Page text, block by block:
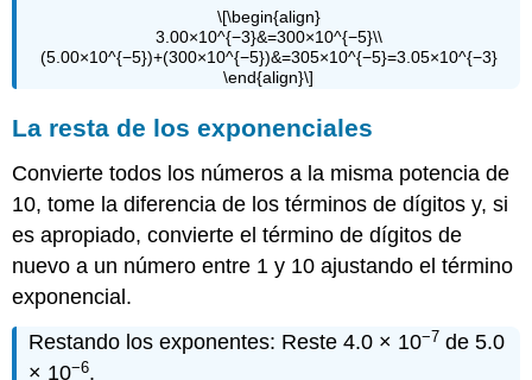
\[\begin{align}
3.00×10^{−3}&=300×10^{−5}\\
(5.00×10^{−5})+(300×10^{−5})&=305×10^{−5}=3.05×10^{−3}
\end{align}\]
La resta de los exponenciales
Convierte todos los números a la misma potencia de
10, tome la diferencia de los términos de dígitos y, si
es apropiado, convierte el término de dígitos de
nuevo a un número entre 1 y 10 ajustando el término
exponencial.
Restando los exponentes: Reste 4.0 × 10−7 de 5.0
× 10−6.